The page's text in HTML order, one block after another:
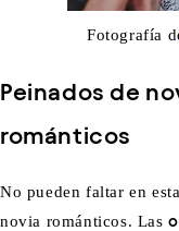
Fotografía
Peinados de
románticos
No pueden faltar en
novia románticos. Las